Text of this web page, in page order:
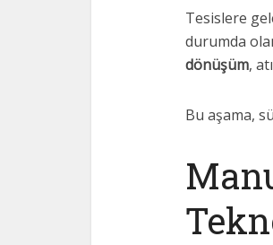
Tesislere
durumda
dönüşüm,
Bu aşama,